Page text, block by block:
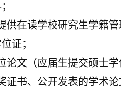
供在读学校研究生学籍
证；
论文（应届生提交硕士
证书、公开发表的学术